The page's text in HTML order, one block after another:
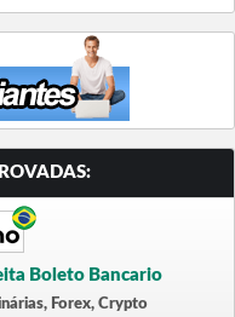
Boleto Bancario
Forex, Crypto